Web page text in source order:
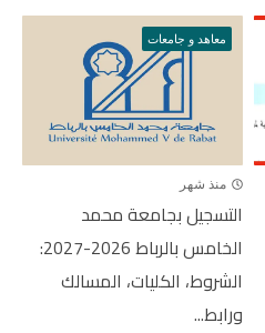
معاهد و جامعات
منذ شهر
التسجيل بجامعة محمد
الخامس بالرباط 2026-2027:
الشروط، الكليات، المسالك
ورابط...